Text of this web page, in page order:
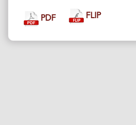
PDF FLIP